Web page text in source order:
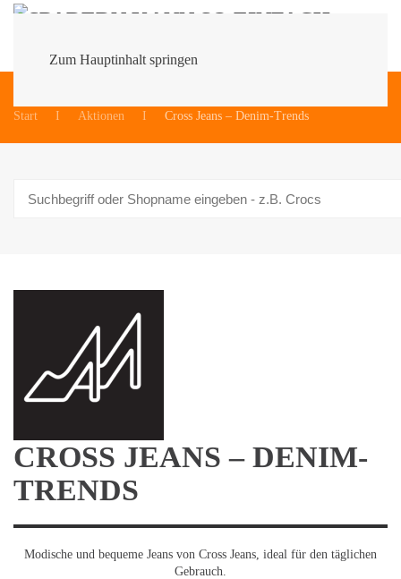
Zum Hauptinhalt springen
Start
Aktionen Cross Jeans – Denim-Trends
CROSS JEANS – DENIM-
TRENDS
Modische und bequeme Jeans von Cross Jeans, ideal für den täglichen
Gebrauch.